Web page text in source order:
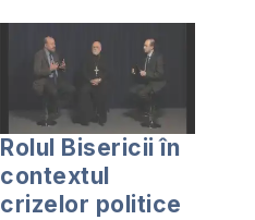
Rolul Bisericii în
contextul
crizelor politice